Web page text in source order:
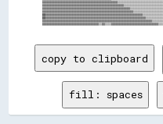
copy to clipboard
fill: spaces